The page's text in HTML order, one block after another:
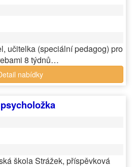
učitelka (speciální pedagog) pro
8 týdnů…
nabídky
škola Strážek, příspěvková